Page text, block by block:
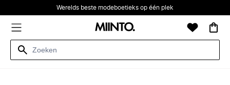
Werelds beste modeboetieks op één plek